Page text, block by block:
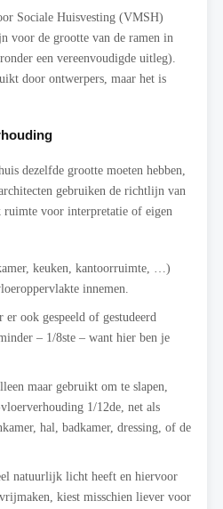
Sociale Huisvesting (VMSH)
voor de grootte van de ramen in
een vereenvoudigde uitleg).
door ontwerpers, maar het is
dezelfde grootte moeten hebben,
gebruiken de richtlijn van
voor interpretatie of eigen
keuken, kantoorruimte, …)
innemen.
er ook gespeeld of gestudeerd
– 1/8ste – want hier ben je
maar gebruikt om te slapen,
1/12de, net als
hal, badkamer, dressing, of de
natuurlijk licht heeft en hiervoor
kiest misschien liever voor